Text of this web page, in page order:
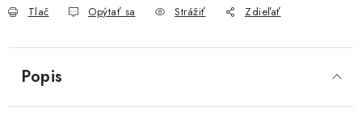
Tlač Opýtať sa Strážiť Zdieľať
Popis